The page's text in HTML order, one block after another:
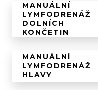
MANUÁLNÍ
LYMFODRENÁŽ
DOLNÍCH
KONČETIN
MANUÁLNÍ
LYMFODRENÁŽ
HLAVY